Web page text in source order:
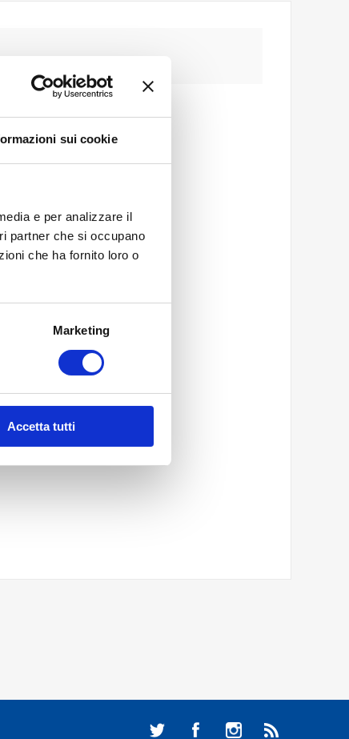
sui cookie
e per analizzare il
partner che si occupano
che ha fornito loro o
Marketing
Accetta tutti